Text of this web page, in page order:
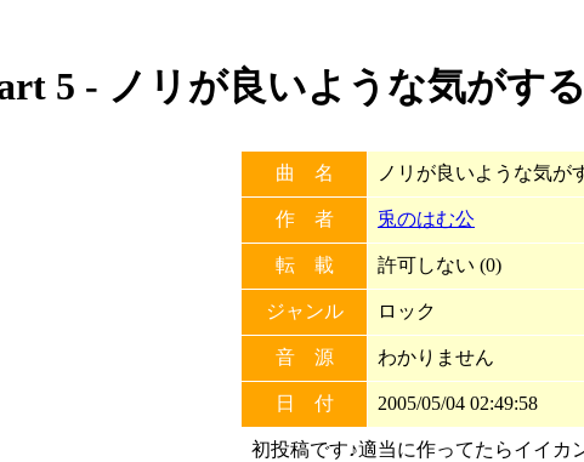
5 - ノリが良いような気がす
曲 名 ノリが良いような気が
作 者 兎のはむ公
転 載 許可しない (0)
ジャンル ロック
音 源 わかりません
日 付 2005/05/04 02:49:58
初投稿です♪適当に作ってたらイイカ